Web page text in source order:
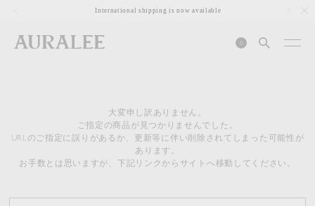
International shipping is now available
0
大変申し訳ありません。
ご指定の商品が見つかりませんでした。
URLのご指定に誤りがあるか、更新等に伴い削除されてしまった可能性が
あります。
お手数とは思いますが、下記リンクからサイトへ移動してください。